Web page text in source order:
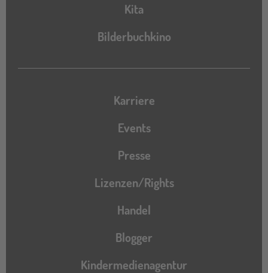
Kita
Bilderbuchkino
Karriere
Events
Presse
Lizenzen/Rights
Handel
Blogger
Kindermedienagentur